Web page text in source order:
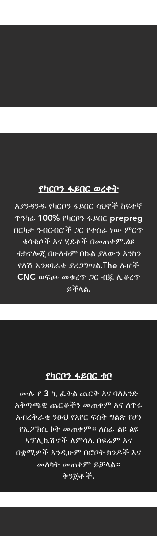
የካርቦን ፋይበር ወረቀት
እያንዳንዱ የካርቦን ፋይበር ሳህኖች ከፍተኛ
ጥንካሬ 100% የካርቦን ፋይበር prepreg
በርካታ ንብርብሮች ጋር የተሰራ ነው ምርጥ
ቁሳቁሶች እና ሂደቶች በመጠቀም.ልዩ
ቴክኖሎጂ በሁለቱም በኩል ያለውን እንከን
የለሽ አንጸባራቂ ያረጋግጣል.The ሉሆች
CNC ወፍጮ መቁረጥ ጋር ብጁ ሊቆረጥ
ይችላል.
የካርቦን ፋይበር ቱቦ
ሙሉ የ 3 ኪ ፈትል ጨርቅ እና ባለአንድ
አቅጣጫዊ ጨርቆችን መጠቀም እና ለጥሩ
አብረቅራቂ ንፁህ የአየር ፍሰት ግልጽ የሆነ
የኢፖክሲ ኮት መጠቀም። ለሰፊ ልዩ ልዩ
አፕሊኬሽኖች ለምሳሌ በፍሬም እና
በቋሚዎች እንዲሁም በሮቦት ክንዶች እና
መለካት መጠቀም ይቻላል።
ቅንጅቶች.